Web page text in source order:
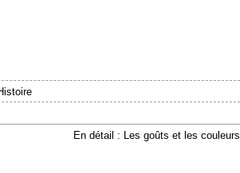
En détail : Les goûts et les couleurs